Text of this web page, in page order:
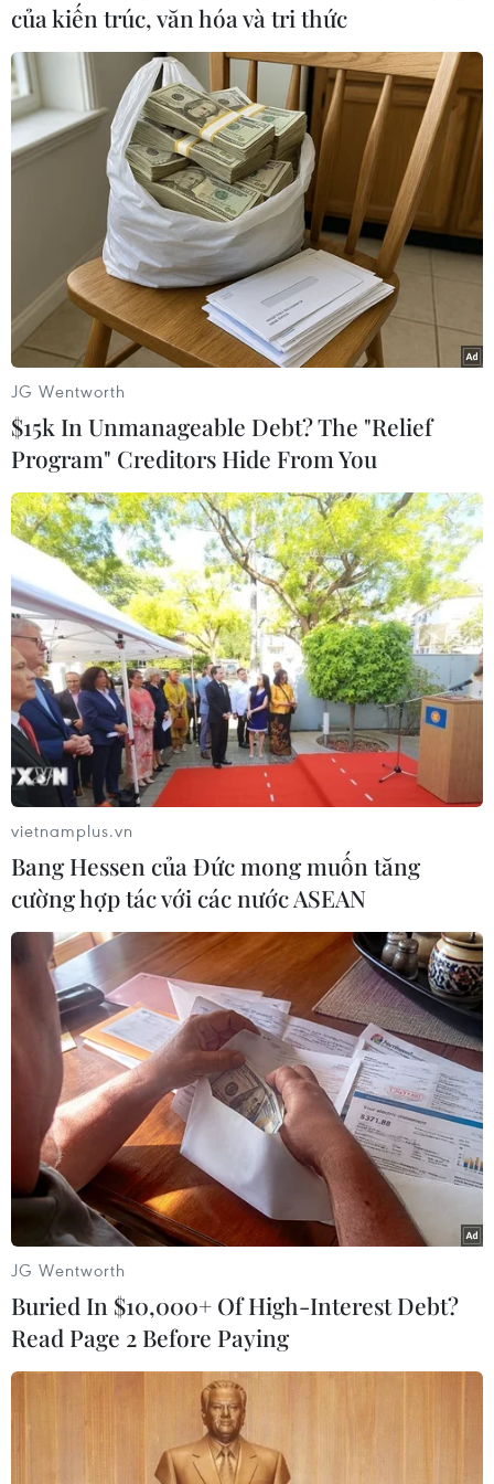
#Hạ viện Mỹ #Tấn công mạng
#Bộ An ninh nội địa
#Vi phạm dữ liệu
Mỹ
Theo dõi VietnamPlus
TIN LIÊN QUAN
Mỹ-Trung vẫn còn nhiều vướng mắc về
các ngành công nghệ cao
08/05/2019 06:49
Những điểm khúc mắc chính trong cuộc đàm phán
thương mại Mỹ-Trung có thể bao gồm mở cửa thị trường
Trung Quốc, quyền sở hữu trí tuệ, đầu tư, tấn công
mạng, trợ cấp, thao túng tiền tệ.
của kiến trúc, văn hóa và tri thức
JG Wentworth
$15k In Unmanageable Debt? The "Relief
Program" Creditors Hide From You
vietnamplus.vn
Bang Hessen của Đức mong muốn tăng
cường hợp tác với các nước ASEAN
JG Wentworth
Buried In $10,000+ Of High-Interest Debt?
Read Page 2 Before Paying